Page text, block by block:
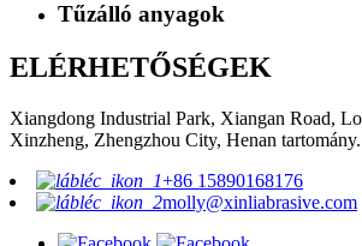
Tűzálló anyagok
ELÉRHETŐSÉGEK
Xiangdong Industrial Park, Xiangan Road,
Xinzheng, Zhengzhou City, Henan tartomány.
+86 15890168176
molly@xinliabrasive.com